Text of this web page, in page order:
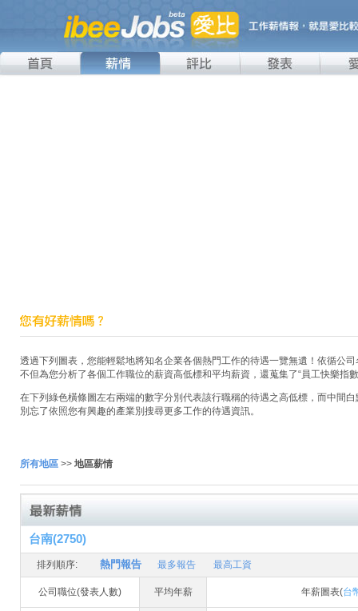
透過下列圖表，您能輕鬆地將知名企業各個熱門工作的待遇一覽無遺！依循公
不但為您分析了各個工作職位的薪資高低標和平均薪資，還蒐集了“員工快樂指
在下列綠色橫條圖左右兩端的數字分別代表該行職稱的待遇之高低標，而中間
別忘了依照您有興趣的產業別搜尋更多工作的待遇資訊。
所有地區 >> 地區薪情
台南(2750)
排列順序: 熱門報告 最多報告 最高工資
公司職位(發表人數) 平均年薪 年薪圖表(台